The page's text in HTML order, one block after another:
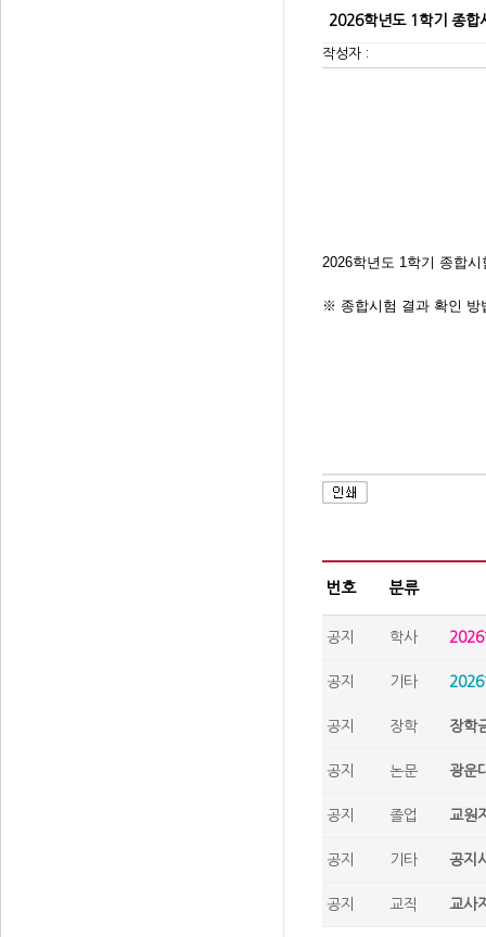
2026학년도 1학기 종합
작성자 :
2026학년도 1학기 종합
※ 종합시험 결과 확인
번호 분류
공지 학사 2026
공지 기타 2026
공지 장학 장학
공지 논문 광운
공지 졸업 교원
공지 기타 공지
공지 교직 교사